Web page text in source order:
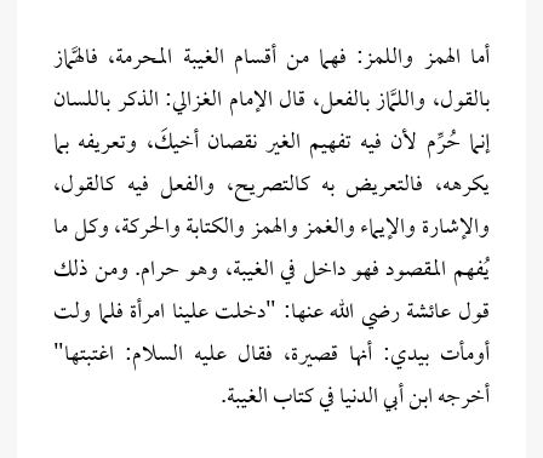
أما الهمز واللمز: فهما من أقسام الغيبة المحرمة، فالهَّماز
بالقول، واللمَّاز بالفعل، قال الإمام الغزالي: الذكر باللسان
إنما حُرِّم لأن فيه تفهيم الغير نقصان أخيكَ، وتعريفه بما
يكرهه، فالتعريض به كالتصريح، والفعل فيه كالقول،
والإشارة والإيماء والغمز والهمز والكتابة والحركة، وكل ما
يُفهم المقصود فهو داخل في الغيبة، وهو حرام. ومن ذلك
قول عائشة رضي الله عنها: "دخلت علينا امرأة فلما ولت
أومأت بيدي: أنها قصيرة، فقال عليه السلام: اغتبتها"
أخرجه ابن أبي الدنيا في كتاب الغيبة.